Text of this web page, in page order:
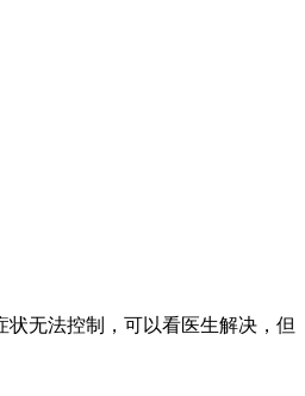
无法控制，可以看医生解决，但